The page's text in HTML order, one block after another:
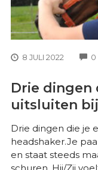
8 JULI 2022 0
Drie dingen
uitsluiten
Drie dingen die je
headshaker.Je
en staat steeds
schuren. Hij/Zij